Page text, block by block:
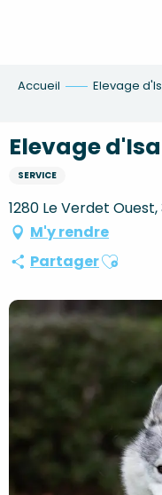
Accueil Elevage
Elevage
SERVICE
1280 Le Verdet
M'y rendre
PartagerAjouter